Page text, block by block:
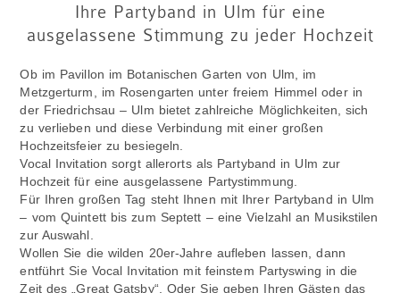
Ihre Partyband in Ulm für eine
ausgelassene Stimmung zu jeder Hochzeit
Ob im Pavillon im Botanischen Garten von Ulm, im
Metzgerturm, im Rosengarten unter freiem Himmel oder in
der Friedrichsau – Ulm bietet zahlreiche Möglichkeiten, sich
zu verlieben und diese Verbindung mit einer großen
Hochzeitsfeier zu besiegeln.
Vocal Invitation sorgt allerorts als Partyband in Ulm zur
Hochzeit für eine ausgelassene Partystimmung.
Für Ihren großen Tag steht Ihnen mit Ihrer Partyband in Ulm
– vom Quintett bis zum Septett – eine Vielzahl an Musikstilen
zur Auswahl.
Wollen Sie die wilden 20er-Jahre aufleben lassen, dann
entführt Sie Vocal Invitation mit feinstem Partyswing in die
Zeit des „Great Gatsby“. Oder Sie geben Ihren Gästen das